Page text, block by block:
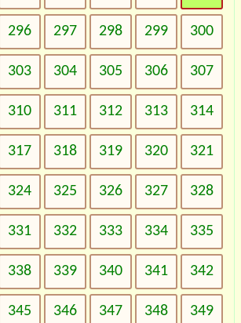
296 297 298 299 300
303 304 305 306 307
310 311 312 313 314
317 318 319 320 321
324 325 326 327 328
331 332 333 334 335
338 339 340 341 342
345 346 347 348 349